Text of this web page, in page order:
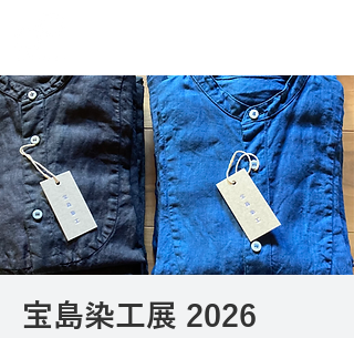
宝島染工展 2026